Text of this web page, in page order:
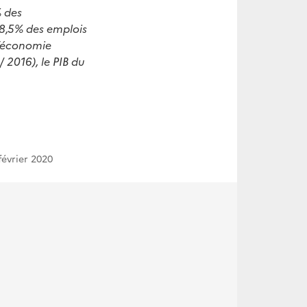
des
des emplois
le PIB du
2020